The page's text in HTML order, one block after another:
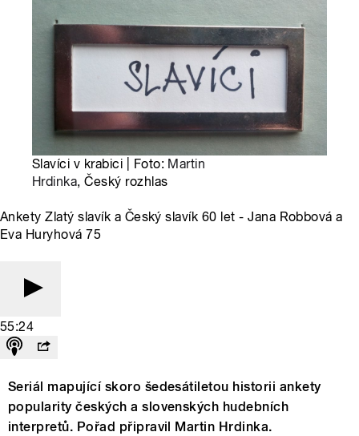
Slavíci v krabici | Foto: Martin
Hrdinka, Český rozhlas
Ankety Zlatý slavík a Český slavík 60 let - Jana Robbová a
Eva Huryhová 75
55:24
Seriál mapující skoro šedesátiletou historii ankety
popularity českých a slovenských hudebních
interpretů. Pořad připravil Martin Hrdinka.